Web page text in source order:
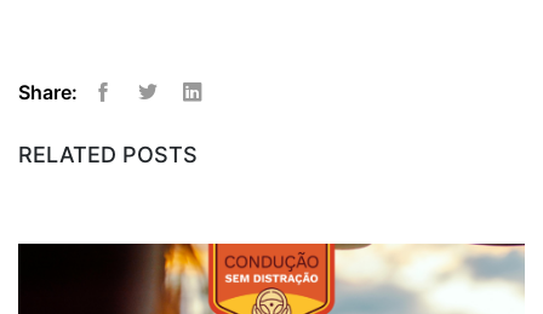
Share:
RELATED POSTS